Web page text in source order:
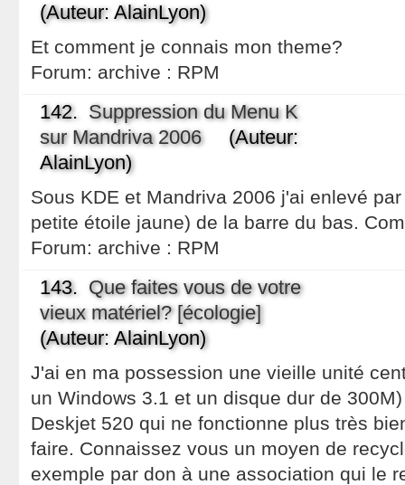
(Auteur: AlainLyon)
Et comment je connais mon theme?
Forum: archive : RPM
142. Suppression du Menu K
sur Mandriva 2006(Auteur:
AlainLyon)
Sous KDE et Mandriva 2006 j'ai enlevé
petite étoile jaune) de la barre du bas.
Forum: archive : RPM
143. Que faites vous de votre
vieux matériel? [écologie]
(Auteur: AlainLyon)
J'ai en ma possession une vieille unité
un Windows 3.1 et un disque dur de
Deskjet 520 qui ne fonctionne plus très
faire. Connaissez vous un moyen de
exemple par don à une association qui le